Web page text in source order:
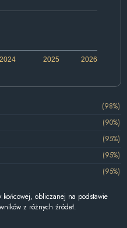
2024 2026
2025
(98%)
(90%)
(95%)
(95%)
(95%)
obliczanej na podstawie
z różnych źródeł.